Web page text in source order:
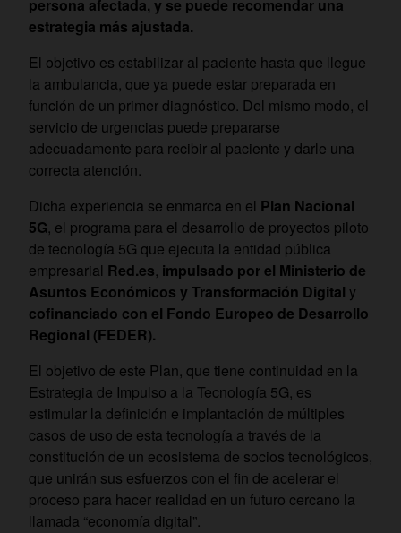
persona afectada, y se puede recomendar una
estrategia más ajustada.
El objetivo es estabilizar al paciente hasta que llegue
la ambulancia, que ya puede estar preparada en
función de un primer diagnóstico. Del mismo modo, el
servicio de urgencias puede prepararse
adecuadamente para recibir al paciente y darle una
correcta atención.
Dicha experiencia se enmarca en el Plan Nacional
5G, el programa para el desarrollo de proyectos piloto
de tecnología 5G que ejecuta la entidad pública
empresarial Red.es, impulsado por el Ministerio de
Asuntos Económicos y Transformación Digital y
cofinanciado con el Fondo Europeo de Desarrollo
Regional (FEDER).
El objetivo de este Plan, que tiene continuidad en la
Estrategia de Impulso a la Tecnología 5G, es
estimular la definición e implantación de múltiples
casos de uso de esta tecnología a través de la
constitución de un ecosistema de socios tecnológicos,
que unirán sus esfuerzos con el fin de acelerar el
proceso para hacer realidad en un futuro cercano la
llamada “economía digital”.